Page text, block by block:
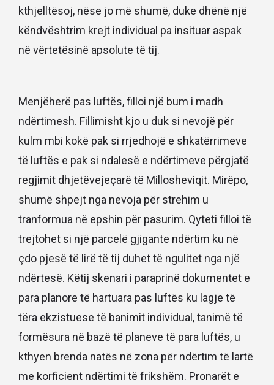
kthjelltësoj, nëse jo më shumë, duke dhënë një
këndvështrim krejt individual pa insituar aspak
në vërtetësinë apsolute të tij.
Menjëherë pas luftës, filloi një bum i madh
ndërtimesh. Fillimisht kjo u duk si nevojë për
kulm mbi kokë pak si rrjedhojë e shkatërrimeve
të luftës e pak si ndalesë e ndërtimeve përgjatë
regjimit dhjetëvejeçarë të Millosheviqit. Mirëpo,
shumë shpejt nga nevoja për strehim u
tranformua në epshin për pasurim. Qyteti filloi të
trejtohet si një parcelë gjigante ndërtim ku në
çdo pjesë të lirë të tij duhet të ngulitet nga një
ndërtesë. Këtij skenari i paraprinë dokumentet e
para planore të hartuara pas luftës ku lagje të
tëra ekzistuese të banimit individual, tanimë të
formësura në bazë të planeve të para luftës, u
kthyen brenda natës në zona për ndërtim të lartë
me korficient ndërtimi të frikshëm. Pronarët e